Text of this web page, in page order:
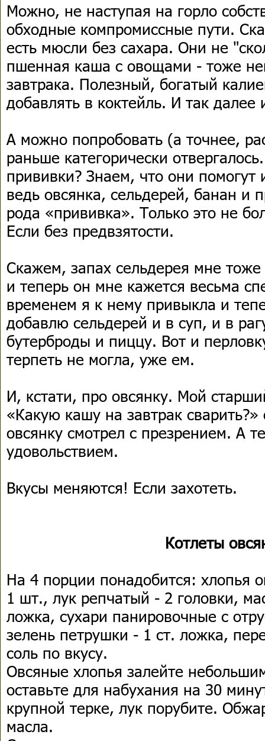
Можно, не наступая на горло
обходные компромиссные пути.
есть мюсли без сахара. Они не
пшенная каша с овощами - тоже
завтрака. Полезный, богатый
добавлять в коктейль. И так далее
А можно попробовать (а точнее,
раньше категорически
прививки? Знаем, что они помогут
ведь овсянка, сельдерей, банан и
рода «прививка». Только это не
Если без предвзятости.
Скажем, запах сельдерея мне
и теперь он мне кажется весьма
временем я к нему привыкла и
добавлю сельдерей и в суп, и в
бутерброды и пиццу. Вот и
терпеть не могла, уже ем.
И, кстати, про овсянку. Мой
«Какую кашу на завтрак
овсянку смотрел с презрением. А
удовольствием.
Вкусы меняются! Если захотеть.
Котлеты
На 4 порции понадобится: хлопья
1 шт., лук репчатый - 2 головки,
ложка, сухари панировочные с
зелень петрушки - 1 ст. ложка,
соль по вкусу.
Овсяные хлопья залейте
оставьте для набухания на 30
крупной терке, лук порубите.
масла.